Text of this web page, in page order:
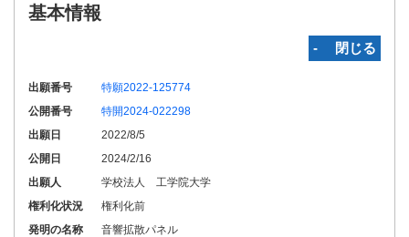
基本情報
‐ 閉じる
出願番号
特願2022-125774
公開番号
特開2024-022298
出願日
2022/8/5
公開日
2024/2/16
出願人
学校法人 工学院大学
権利化状況
権利化前
発明の名称
音響拡散パネル